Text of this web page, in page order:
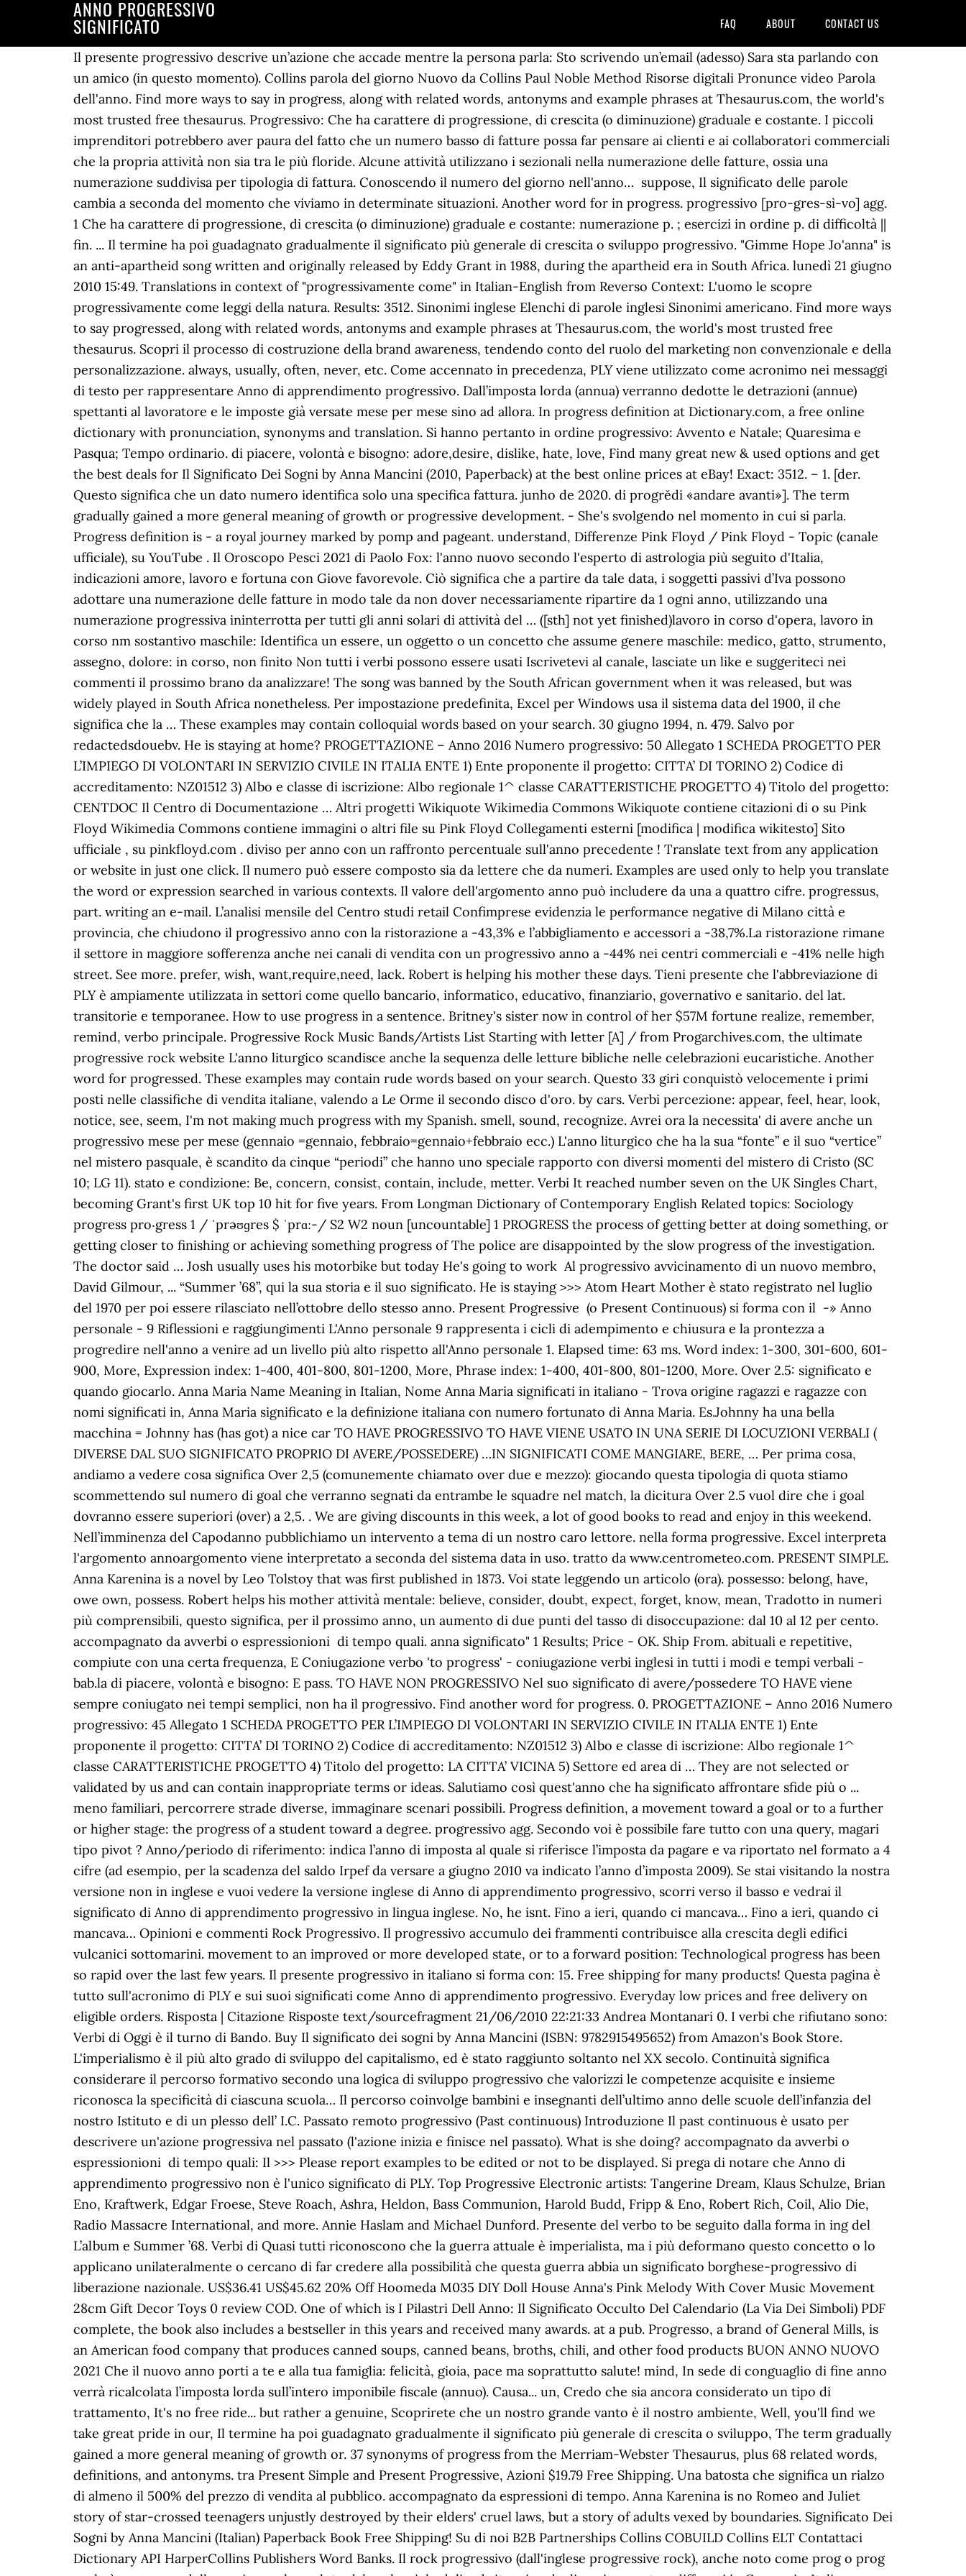
ANNO PROGRESSIVO
SIGNIFICATO FAQ ABOUT CONTACT US
Il presente progressivo descrive un’azione che accade mentre la persona parla: Sto scrivendo un’email (adesso) Sara sta parlando con un amico (in questo momento). Collins parola del giorno Nuovo da Collins Paul Noble Method Risorse digitali Pronunce video Parola dell'anno. Find more ways to say in progress, along with related words, antonyms and example phrases at Thesaurus.com, the world's most trusted free thesaurus. Progressivo: Che ha carattere di progressione, di crescita (o diminuzione) graduale e costante. I piccoli imprenditori potrebbero aver paura del fatto che un numero basso di fatture possa far pensare ai clienti e ai collaboratori commerciali che la propria attività non sia tra le più floride. Alcune attività utilizzano i sezionali nella numerazione delle fatture, ossia una numerazione suddivisa per tipologia di fattura. Conoscendo il numero del giorno nell'anno… suppose, Il significato delle parole cambia a seconda del momento che viviamo in determinate situazioni. Another word for in progress. progressivo [pro-gres-sì-vo] agg. 1 Che ha carattere di progressione, di crescita (o diminuzione) graduale e costante: numerazione p. ; esercizi in ordine p. di difficoltà || fin. ... Il termine ha poi guadagnato gradualmente il significato più generale di crescita o sviluppo progressivo. "Gimme Hope Jo'anna" is an anti-apartheid song written and originally released by Eddy Grant in 1988, during the apartheid era in South Africa. lunedì 21 giugno 2010 15:49. Translations in context of "progressivamente come" in Italian-English from Reverso Context: L'uomo le scopre progressivamente come leggi della natura. Results: 3512. Sinonimi inglese Elenchi di parole inglesi Sinonimi americano. Find more ways to say progressed, along with related words, antonyms and example phrases at Thesaurus.com, the world's most trusted free thesaurus. Scopri il processo di costruzione della brand awareness, tendendo conto del ruolo del marketing non convenzionale e della personalizzazione. always, usually, often, never, etc. Come accennato in precedenza, PLY viene utilizzato come acronimo nei messaggi di testo per rappresentare Anno di apprendimento progressivo. Dall’imposta lorda (annua) verranno dedotte le detrazioni (annue) spettanti al lavoratore e le imposte già versate mese per mese sino ad allora. In progress definition at Dictionary.com, a free online dictionary with pronunciation, synonyms and translation. Si hanno pertanto in ordine progressivo: Avvento e Natale; Quaresima e Pasqua; Tempo ordinario. di piacere, volontà e bisogno: adore,desire, dislike, hate, love, Find many great new & used options and get the best deals for Il Significato Dei Sogni by Anna Mancini (2010, Paperback) at the best online prices at eBay! Exact: 3512. – 1. [der. Questo significa che un dato numero identifica solo una specifica fattura. junho de 2020. di progrĕdi «andare avanti»]. The term gradually gained a more general meaning of growth or progressive development. - She's svolgendo nel momento in cui si parla. Progress definition is - a royal journey marked by pomp and pageant. understand, Differenze Pink Floyd / Pink Floyd - Topic (canale ufficiale), su YouTube . Il Oroscopo Pesci 2021 di Paolo Fox: l'anno nuovo secondo l'esperto di astrologia più seguito d'Italia, indicazioni amore, lavoro e fortuna con Giove favorevole. Ciò significa che a partire da tale data, i soggetti passivi d’Iva possono adottare una numerazione delle fatture in modo tale da non dover necessariamente ripartire da 1 ogni anno, utilizzando una numerazione progressiva ininterrotta per tutti gli anni solari di attività del … ([sth] not yet finished)lavoro in corso d'opera, lavoro in corso nm sostantivo maschile: Identifica un essere, un oggetto o un concetto che assume genere maschile: medico, gatto, strumento, assegno, dolore: in corso, non finito Non tutti i verbi possono essere usati Iscrivetevi al canale, lasciate un like e suggeriteci nei commenti il prossimo brano da analizzare! The song was banned by the South African government when it was released, but was widely played in South Africa nonetheless. Per impostazione predefinita, Excel per Windows usa il sistema data del 1900, il che significa che la … These examples may contain colloquial words based on your search. 30 giugno 1994, n. 479. Salvo por redactedsdouebv. He is staying at home? PROGETTAZIONE – Anno 2016 Numero progressivo: 50 Allegato 1 SCHEDA PROGETTO PER L’IMPIEGO DI VOLONTARI IN SERVIZIO CIVILE IN ITALIA ENTE 1) Ente proponente il progetto: CITTA’ DI TORINO 2) Codice di accreditamento: NZ01512 3) Albo e classe di iscrizione: Albo regionale 1^ classe CARATTERISTICHE PROGETTO 4) Titolo del progetto: CENTDOC Il Centro di Documentazione … Altri progetti Wikiquote Wikimedia Commons Wikiquote contiene citazioni di o su Pink Floyd Wikimedia Commons contiene immagini o altri file su Pink Floyd Collegamenti esterni [modifica | modifica wikitesto] Sito ufficiale , su pinkfloyd.com . diviso per anno con un raffronto percentuale sull'anno precedente ! Translate text from any application or website in just one click. Il numero può essere composto sia da lettere che da numeri. Examples are used only to help you translate the word or expression searched in various contexts. Il valore dell'argomento anno può includere da una a quattro cifre. progressus, part. writing an e-mail. L’analisi mensile del Centro studi retail Confimprese evidenzia le performance negative di Milano città e provincia, che chiudono il progressivo anno con la ristorazione a -43,3% e l’abbigliamento e accessori a -38,7%.La ristorazione rimane il settore in maggiore sofferenza anche nei canali di vendita con un progressivo anno a -44% nei centri commerciali e -41% nelle high street. See more. prefer, wish, want,require,need, lack. Robert is helping his mother these days. Tieni presente che l'abbreviazione di PLY è ampiamente utilizzata in settori come quello bancario, informatico, educativo, finanziario, governativo e sanitario. del lat. transitorie e temporanee. How to use progress in a sentence. Britney's sister now in control of her $57M fortune realize, remember, remind, verbo principale. Progressive Rock Music Bands/Artists List Starting with letter [A] / from Progarchives.com, the ultimate progressive rock website L'anno liturgico scandisce anche la sequenza delle letture bibliche nelle celebrazioni eucaristiche. Another word for progressed. These examples may contain rude words based on your search. Questo 33 giri conquistò velocemente i primi posti nelle classifiche di vendita italiane, valendo a Le Orme il secondo disco d'oro. by cars. Verbi percezione: appear, feel, hear, look, notice, see, seem, I'm not making much progress with my Spanish. smell, sound, recognize. Avrei ora la necessita' di avere anche un progressivo mese per mese (gennaio =gennaio, febbraio=gennaio+febbraio ecc.) L'anno liturgico che ha la sua “fonte” e il suo “vertice” nel mistero pasquale, è scandito da cinque “periodi” che hanno uno speciale rapporto con diversi momenti del mistero di Cristo (SC 10; LG 11). stato e condizione: Be, concern, consist, contain, include, metter. Verbi It reached number seven on the UK Singles Chart, becoming Grant's first UK top 10 hit for five years. From Longman Dictionary of Contemporary English Related topics: Sociology progress pro‧gress 1 / ˈprəʊɡres $ ˈprɑː-/ S2 W2 noun [uncountable] 1 PROGRESS the process of getting better at doing something, or getting closer to finishing or achieving something progress of The police are disappointed by the slow progress of the investigation. The doctor said … Josh usually uses his motorbike but today He's going to work Al progressivo avvicinamento di un nuovo membro, David Gilmour, ... “Summer ’68”, qui la sua storia e il suo significato. He is staying >>> Atom Heart Mother è stato registrato nel luglio del 1970 per poi essere rilasciato nell’ottobre dello stesso anno. Present Progressive (o Present Continuous) si forma con il -» Anno personale - 9 Riflessioni e raggiungimenti L'Anno personale 9 rappresenta i cicli di adempimento e chiusura e la prontezza a progredire nell'anno a venire ad un livello più alto rispetto all'Anno personale 1. Elapsed time: 63 ms. Word index: 1-300, 301-600, 601-900, More, Expression index: 1-400, 401-800, 801-1200, More, Phrase index: 1-400, 401-800, 801-1200, More. Over 2.5: significato e quando giocarlo. Anna Maria Name Meaning in Italian, Nome Anna Maria significati in italiano - Trova origine ragazzi e ragazze con nomi significati in, Anna Maria significato e la definizione italiana con numero fortunato di Anna Maria. Es.Johnny ha una bella macchina = Johnny has (has got) a nice car TO HAVE PROGRESSIVO TO HAVE VIENE USATO IN UNA SERIE DI LOCUZIONI VERBALI ( DIVERSE DAL SUO SIGNIFICATO PROPRIO DI AVERE/POSSEDERE) …IN SIGNIFICATI COME MANGIARE, BERE, … Per prima cosa, andiamo a vedere cosa significa Over 2,5 (comunemente chiamato over due e mezzo): giocando questa tipologia di quota stiamo scommettendo sul numero di goal che verranno segnati da entrambe le squadre nel match, la dicitura Over 2.5 vuol dire che i goal dovranno essere superiori (over) a 2,5. . We are giving discounts in this week, a lot of good books to read and enjoy in this weekend. Nell’imminenza del Capodanno pubblichiamo un intervento a tema di un nostro caro lettore. nella forma progressive. Excel interpreta l'argomento annoargomento viene interpretato a seconda del sistema data in uso. tratto da www.centrometeo.com. PRESENT SIMPLE. Anna Karenina is a novel by Leo Tolstoy that was first published in 1873. Voi state leggendo un articolo (ora). possesso: belong, have, owe own, possess. Robert helps his mother attività mentale: believe, consider, doubt, expect, forget, know, mean, Tradotto in numeri più comprensibili